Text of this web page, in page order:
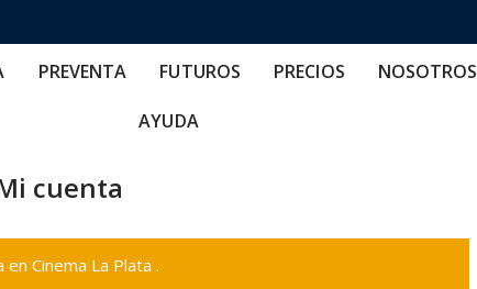
PREVENTA FUTUROS PRECIOS NOSOTROS
AYUDA
cuenta
Cinema La Plata .